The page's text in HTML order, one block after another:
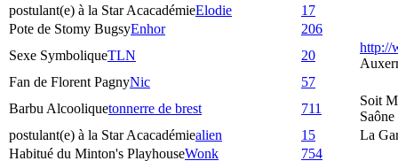
postulant(e) à la Star AcacadémieElodie
17
Pote de Stomy BugsyEnhor
206
Sexe SymboliqueTLN 20
http://
Fan de Florent PagnyNic
57
Barbu Alcooliquetonnerre de brest 711
Soit
Saône
postulant(e) à la Star Acacadémiealien 15
La
Habitué du Minton's PlayhouseWonk 754